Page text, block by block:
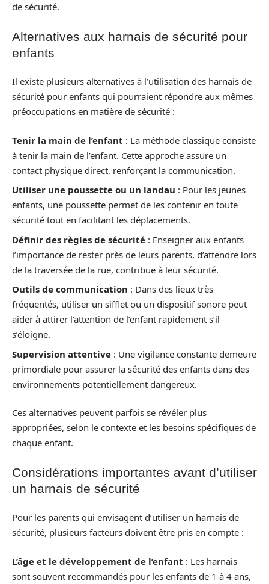
de sécurité.
Alternatives aux harnais de sécurité pour
enfants
Il existe plusieurs alternatives à l’utilisation des harnais de
sécurité pour enfants qui pourraient répondre aux mêmes
préoccupations en matière de sécurité :
Tenir la main de l’enfant : La méthode classique consiste
à tenir la main de l’enfant. Cette approche assure un
contact physique direct, renforçant la communication.
Utiliser une poussette ou un landau : Pour les jeunes
enfants, une poussette permet de les contenir en toute
sécurité tout en facilitant les déplacements.
Définir des règles de sécurité : Enseigner aux enfants
l’importance de rester près de leurs parents, d’attendre lors
de la traversée de la rue, contribue à leur sécurité.
Outils de communication : Dans des lieux très
fréquentés, utiliser un sifflet ou un dispositif sonore peut
aider à attirer l’attention de l’enfant rapidement s’il
s’éloigne.
Supervision attentive : Une vigilance constante demeure
primordiale pour assurer la sécurité des enfants dans des
environnements potentiellement dangereux.
Ces alternatives peuvent parfois se révéler plus
appropriées, selon le contexte et les besoins spécifiques de
chaque enfant.
Considérations importantes avant d’utiliser
un harnais de sécurité
Pour les parents qui envisagent d’utiliser un harnais de
sécurité, plusieurs facteurs doivent être pris en compte :
L’âge et le développement de l’enfant : Les harnais
sont souvent recommandés pour les enfants de 1 à 4 ans,